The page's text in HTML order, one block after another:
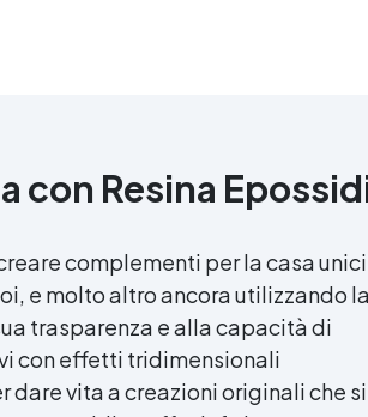
con Resina
complementi per la casa unici
e molto altro ancora utilizzando
trasparenza e alla capacità di
con effetti tridimensionali
vita a creazioni originali che si